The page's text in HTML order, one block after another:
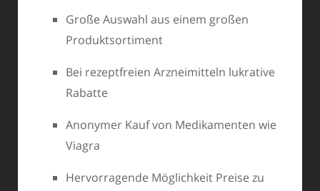
Große Auswahl aus einem großen
Produktsortiment
Bei rezeptfreien Arzneimitteln lukrative
Rabatte
Anonymer Kauf von Medikamenten wie
Viagra
Hervorragende Möglichkeit Preise zu